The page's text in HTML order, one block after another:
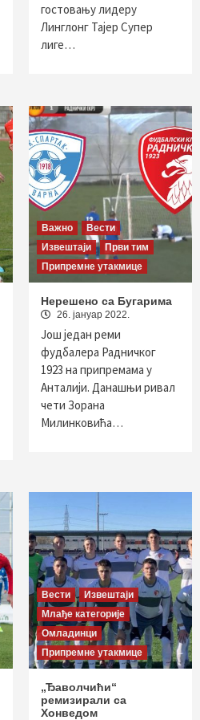
гостовању лидеру
Линглонг Тајер Супер
лиге…
Важно
Вести
Извештаји
Први тим
Припремне утакмице
Нерешено са Бугарима
26. јануар 2022.
Још један реми
фудбалера Радничког
1923 на припремама у
Анталији. Данашњи ривал
чети Зорана
Милинковића…
Вести
Извештаји
Млађе категорије
Омладинци
Припремне утакмице
„Ђаволчићи“
ремизирали са
Хонведом